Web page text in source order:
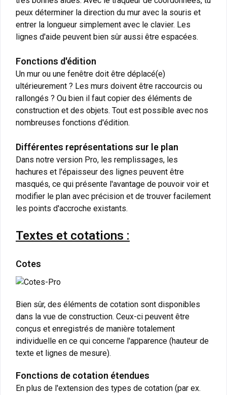
peux déterminer la direction du mur avec la souris et
entrer la longueur simplement avec le clavier. Les
lignes d'aide peuvent bien sûr aussi être espacées.
Fonctions d'édition
Un mur ou une fenêtre doit être déplacé(e)
ultérieurement ? Les murs doivent être raccourcis ou
rallongés ? Ou bien il faut copier des éléments de
construction et des objets. Tout est possible avec nos
nombreuses fonctions d'édition.
Différentes représentations sur le plan
Dans notre version Pro, les remplissages, les
hachures et l'épaisseur des lignes peuvent être
masqués, ce qui présente l'avantage de pouvoir voir et
modifier le plan avec précision et de trouver facilement
les points d'accroche existants.
Textes et cotations :
Cotes
Bien sûr, des éléments de cotation sont disponibles
dans la vue de construction. Ceux-ci peuvent être
conçus et enregistrés de manière totalement
individuelle en ce qui concerne l'apparence (hauteur de
texte et lignes de mesure).
Fonctions de cotation étendues
En plus de l'extension des types de cotation (par ex.